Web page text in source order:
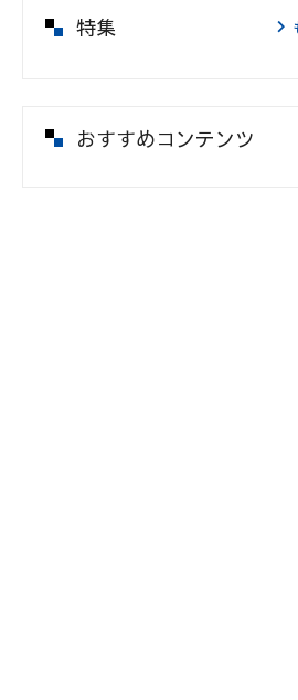
特集
おすすめコンテンツ